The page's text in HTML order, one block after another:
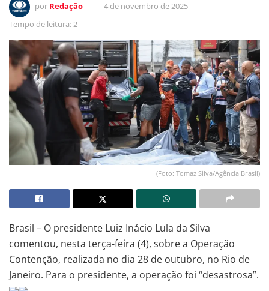
por Redação
4 de novembro de 2025
Tempo de leitura: 2
(Foto: Tomaz Silva/Agência Brasil)
Brasil – O presidente Luiz Inácio Lula da Silva
comentou, nesta terça-feira (4), sobre a Operação
Contenção, realizada no dia 28 de outubro, no Rio de
Janeiro. Para o presidente, a operação foi “desastrosa”.